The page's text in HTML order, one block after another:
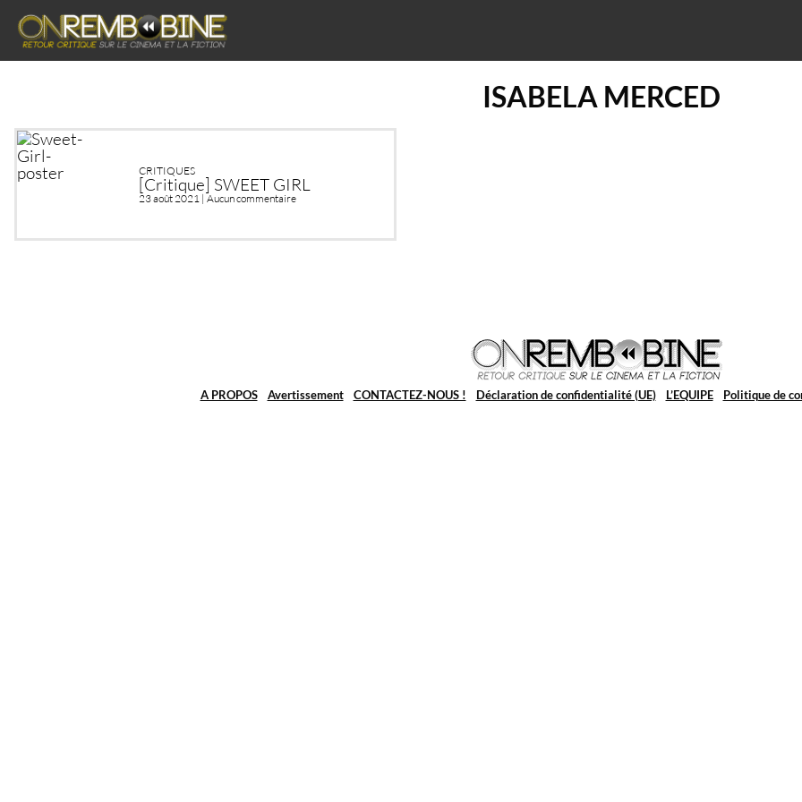
ISABELA MERCED
CRITIQUES
[Critique] SWEET GIRL
23 août 2021 |Aucun commentaire
A PROPOS Avertissement CONTACTEZ-NOUS ! Déclaration de confidentialité (UE) L’EQUIPE Politique de